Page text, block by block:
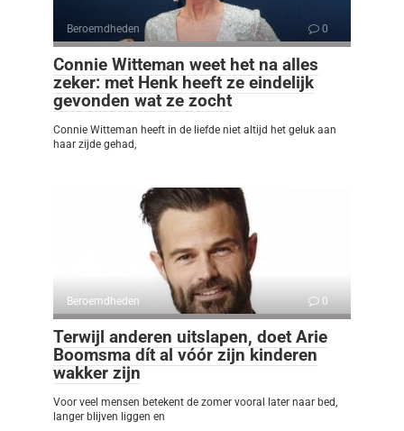
Beroemdheden 0
Connie Witteman weet het na alles
zeker: met Henk heeft ze eindelijk
gevonden wat ze zocht
Connie Witteman heeft in de liefde niet altijd het geluk aan
haar zijde gehad,
Beroemdheden 0
Terwijl anderen uitslapen, doet Arie
Boomsma dít al vóór zijn kinderen
wakker zijn
Voor veel mensen betekent de zomer vooral later naar bed,
langer blijven liggen en